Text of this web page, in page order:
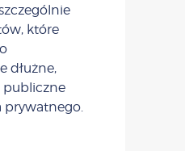
które
dłużne,
publiczne
prywatnego.